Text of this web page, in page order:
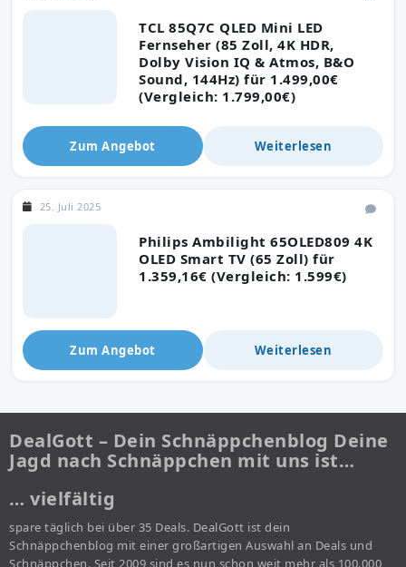
TCL 85Q7C QLED Mini LED
Fernseher (85 Zoll, 4K HDR,
Dolby Vision IQ & Atmos, B&O
Sound, 144Hz) für 1.499,00€
(Vergleich: 1.799,00€)
Zum Angebot Weiterlesen
Philips Ambilight 65OLED809 4K
OLED Smart TV (65 Zoll) für
1.359,16€ (Vergleich: 1.599€)
25. Juli 2025
Zum Angebot Weiterlesen
DealGott – Dein Schnäppchenblog Deine
Jagd nach Schnäppchen mit uns ist…
… vielfältig
spare täglich bei über 35 Deals. DealGott ist dein
Schnäppchenblog mit einer großartigen Auswahl an Deals und
Schnäppchen. Seit 2009 sind es nun schon weit mehr als 100.000